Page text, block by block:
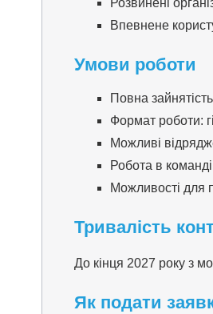
Розвинені
Впевнене
Умови роботи
Повна
Формат роботи:
Можливі
Робота в
Можливості для
Тривалість
До кінця 2027 року з
Як подати